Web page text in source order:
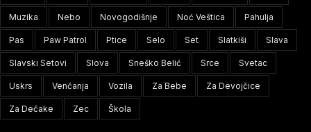
Muzika Nebo Novogodišnje Noć Veštica Pahulja
Pas Paw Patrol Ptice Selo Set Slatkiši Slava
Slavski Setovi Slova Sneško Belić Srce Svetac
Uskrs Venčanja Vozila Za Bebe Za Devojčice
Za Dečake Zec Škola